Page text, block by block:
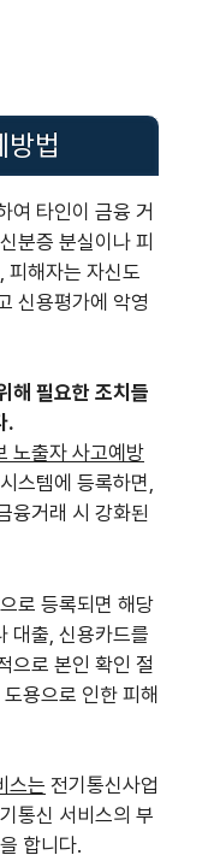
법
여 타인이 금융 거
분증 분실이나 피
피해자는 자신도
신용평가에 악영
해 필요한 조치들
.
노출자 사고예방
스템에 등록하면,
융거래 시 강화된
로 등록되면 해당
대출, 신용카드를
으로 본인 확인 절
용으로 인한 피해
스는 전기통신사업
통신 서비스의 부
합니다.